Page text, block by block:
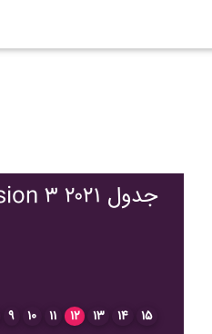
League Division ۳ ۲۰۲۱ جدول
۹ ۱۰ ۱۱ ۱۲ ۱۳ ۱۴
۱۵